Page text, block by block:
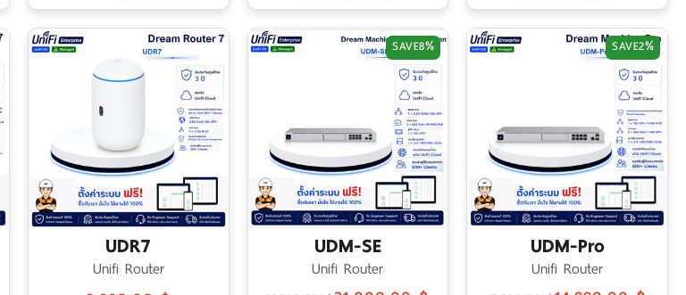
UDR7
Unifi Router
UDM-SE
Unifi Router
SAVE8%
UDM-Pro
Unifi Router
SAVE2%